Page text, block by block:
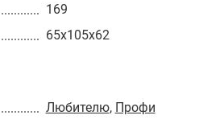
169
65x105x62
Любителю, Профи